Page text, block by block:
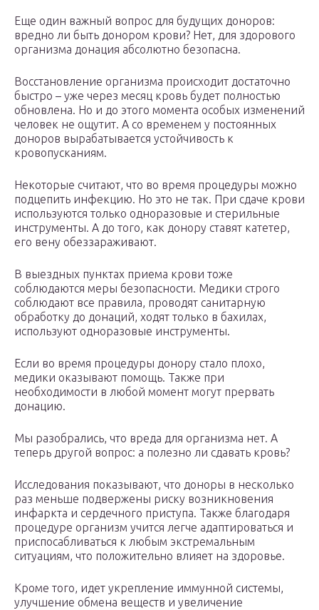
Еще один важный вопрос для будущих доноров:
вредно ли быть донором крови? Нет, для здорового
организма донация абсолютно безопасна.
Восстановление организма происходит достаточно
быстро – уже через месяц кровь будет полностью
обновлена. Но и до этого момента особых изменений
человек не ощутит. А со временем у постоянных
доноров вырабатывается устойчивость к
кровопусканиям.
Некоторые считают, что во время процедуры можно
подцепить инфекцию. Но это не так. При сдаче крови
используются только одноразовые и стерильные
инструменты. А до того, как донору ставят катетер,
его вену обеззараживают.
В выездных пунктах приема крови тоже
соблюдаются меры безопасности. Медики строго
соблюдают все правила, проводят санитарную
обработку до донаций, ходят только в бахилах,
используют одноразовые инструменты.
Если во время процедуры донору стало плохо,
медики оказывают помощь. Также при
необходимости в любой момент могут прервать
донацию.
Мы разобрались, что вреда для организма нет. А
теперь другой вопрос: а полезно ли сдавать кровь?
Исследования показывают, что доноры в несколько
раз меньше подвержены риску возникновения
инфаркта и сердечного приступа. Также благодаря
процедуре организм учится легче адаптироваться и
приспосабливаться к любым экстремальным
ситуациям, что положительно влияет на здоровье.
Кроме того, идет укрепление иммунной системы,
улучшение обмена веществ и увеличение